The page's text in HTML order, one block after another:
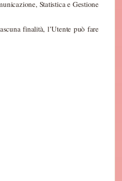
Statistica e Gestione
finalità, l’Utente può fare